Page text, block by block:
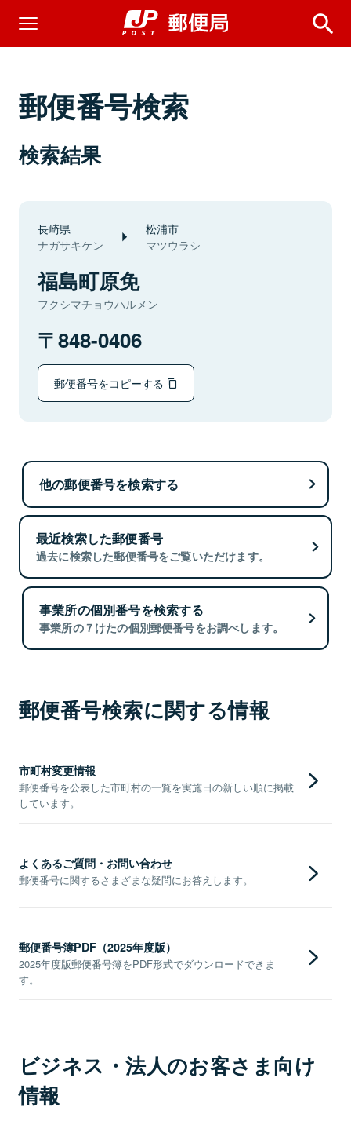
郵便番号検索
検索結果
長崎県
ナガサキケン
松浦市
マツウラシ
福島町原免
フクシマチョウハルメン
848-0406
郵便番号をコピーする
他の郵便番号を検索する
最近検索した郵便番号
過去に検索した郵便番号をご覧いただけます。
事業所の個別番号を検索する
事業所の７けたの個別郵便番号をお調べします。
郵便番号検索に関する情報
市町村変更情報
郵便番号を公表した市町村の一覧を実施日の新しい順に掲載
しています。
よくあるご質問・お問い合わせ
郵便番号に関するさまざまな疑問にお答えします。
郵便番号簿PDF（2025年度版）
2025年度版郵便番号簿をPDF形式でダウンロードできま
す。
ビジネス・法人のお客さま向け
情報